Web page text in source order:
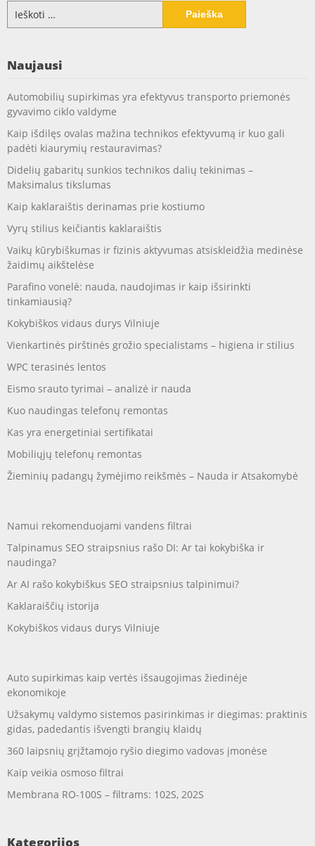
Ieškoti:
Naujausi
Automobilių supirkimas yra efektyvus transporto priemonės
gyvavimo ciklo valdyme
Kaip išdilęs ovalas mažina technikos efektyvumą ir kuo gali
padėti kiaurymių restauravimas?
Didelių gabaritų sunkios technikos dalių tekinimas –
Maksimalus tikslumas
Kaip kaklaraištis derinamas prie kostiumo
Vyrų stilius keičiantis kaklaraištis
Vaikų kūrybiškumas ir fizinis aktyvumas atsiskleidžia medinėse
žaidimų aikštelėse
Parafino vonelė: nauda, naudojimas ir kaip išsirinkti
tinkamiausią?
Kokybiškos vidaus durys Vilniuje
Vienkartinės pirštinės grožio specialistams – higiena ir stilius
WPC terasinės lentos
Eismo srauto tyrimai – analizė ir nauda
Kuo naudingas telefonų remontas
Kas yra energetiniai sertifikatai
Mobiliųjų telefonų remontas
Žieminių padangų žymėjimo reikšmės – Nauda ir Atsakomybė
Namui rekomenduojami vandens filtrai
Talpinamus SEO straipsnius rašo DI: Ar tai kokybiška ir
naudinga?
Ar AI rašo kokybiškus SEO straipsnius talpinimui?
Kaklaraiščių istorija
Kokybiškos vidaus durys Vilniuje
Auto supirkimas kaip vertės išsaugojimas žiedinėje
ekonomikoje
Užsakymų valdymo sistemos pasirinkimas ir diegimas: praktinis
gidas, padedantis išvengti brangių klaidų
360 laipsnių grįžtamojo ryšio diegimo vadovas įmonėse
Kaip veikia osmoso filtrai
Membrana RO-100S – filtrams: 102S, 202S
Kategorijos